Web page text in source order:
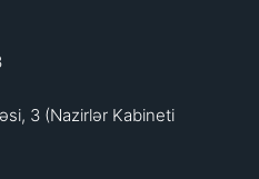
3 (Nazirlər Kabineti